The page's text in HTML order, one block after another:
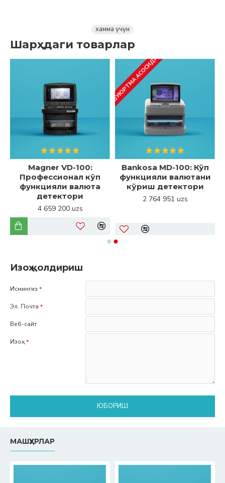
хамма учун
Шарҳдаги товарлар
Magner VD-100:
Профессионал кўп
функцияли валюта
детектори
4 659 200 uzs
БУЮРТМА АСОСИДА
Bankosa MD-100: Кўп
функцияли валютани
кўриш детектори
2 764 951 uzs
Изоҳ қолдириш
Исмингиз
Эл. Почта
Веб-сайт
Изоҳ
ЮБОРИШ
МАШҲУРЛАР